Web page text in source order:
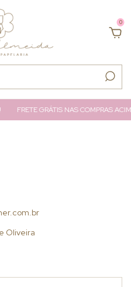
0
FRETE GRÁTIS NAS COMPRAS
Oliveira